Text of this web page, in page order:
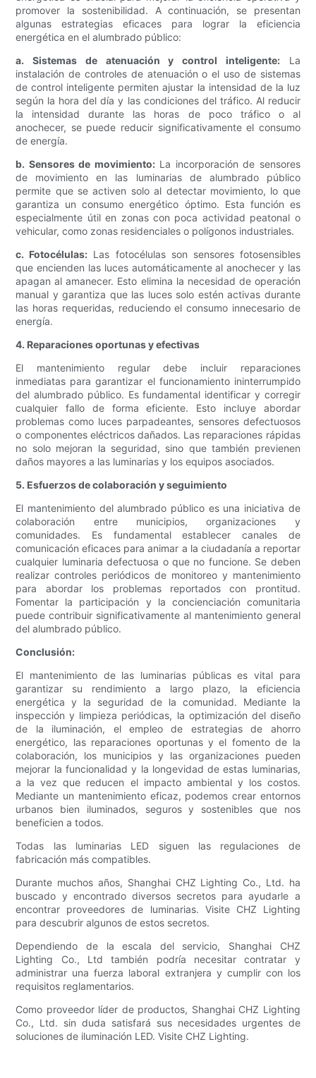
promover la sostenibilidad. A continuación, se presentan
algunas estrategias eficaces para lograr la eficiencia
energética en el alumbrado público:
a. Sistemas de atenuación y control inteligente:La
instalación de controles de atenuación o el uso de sistemas
de control inteligente permiten ajustar la intensidad de la luz
según la hora del día y las condiciones del tráfico. Al reducir
la intensidad durante las horas de poco tráfico o al
anochecer, se puede reducir significativamente el consumo
de energía.
b. Sensores de movimiento:La incorporación de sensores
de movimiento en las luminarias de alumbrado público
permite que se activen solo al detectar movimiento, lo que
garantiza un consumo energético óptimo. Esta función es
especialmente útil en zonas con poca actividad peatonal o
vehicular, como zonas residenciales o polígonos industriales.
c. Fotocélulas: Las fotocélulas son sensores fotosensibles
que encienden las luces automáticamente al anochecer y las
apagan al amanecer. Esto elimina la necesidad de operación
manual y garantiza que las luces solo estén activas durante
las horas requeridas, reduciendo el consumo innecesario de
energía.
4. Reparaciones oportunas y efectivas
El mantenimiento regular debe incluir reparaciones
inmediatas para garantizar el funcionamiento ininterrumpido
del alumbrado público. Es fundamental identificar y corregir
cualquier fallo de forma eficiente. Esto incluye abordar
problemas como luces parpadeantes, sensores defectuosos
o componentes eléctricos dañados. Las reparaciones rápidas
no solo mejoran la seguridad, sino que también previenen
daños mayores a las luminarias y los equipos asociados.
5. Esfuerzos de colaboración y seguimiento
El mantenimiento del alumbrado público es una iniciativa de
colaboración entre municipios, organizaciones y
comunidades. Es fundamental establecer canales de
comunicación eficaces para animar a la ciudadanía a reportar
cualquier luminaria defectuosa o que no funcione. Se deben
realizar controles periódicos de monitoreo y mantenimiento
para abordar los problemas reportados con prontitud.
Fomentar la participación y la concienciación comunitaria
puede contribuir significativamente al mantenimiento general
del alumbrado público.
Conclusión:
El mantenimiento de las luminarias públicas es vital para
garantizar su rendimiento a largo plazo, la eficiencia
energética y la seguridad de la comunidad. Mediante la
inspección y limpieza periódicas, la optimización del diseño
de la iluminación, el empleo de estrategias de ahorro
energético, las reparaciones oportunas y el fomento de la
colaboración, los municipios y las organizaciones pueden
mejorar la funcionalidad y la longevidad de estas luminarias,
a la vez que reducen el impacto ambiental y los costos.
Mediante un mantenimiento eficaz, podemos crear entornos
urbanos bien iluminados, seguros y sostenibles que nos
beneficien a todos.
Todas las luminarias LED siguen las regulaciones de
fabricación más compatibles.
Durante muchos años, Shanghai CHZ Lighting Co., Ltd. ha
buscado y encontrado diversos secretos para ayudarle a
encontrar proveedores de luminarias. Visite CHZ Lighting
para descubrir algunos de estos secretos.
Dependiendo de la escala del servicio, Shanghai CHZ
Lighting Co., Ltd también podría necesitar contratar y
administrar una fuerza laboral extranjera y cumplir con los
requisitos reglamentarios.
Como proveedor líder de productos, Shanghai CHZ Lighting
Co., Ltd. sin duda satisfará sus necesidades urgentes de
soluciones de iluminación LED. Visite CHZ Lighting.